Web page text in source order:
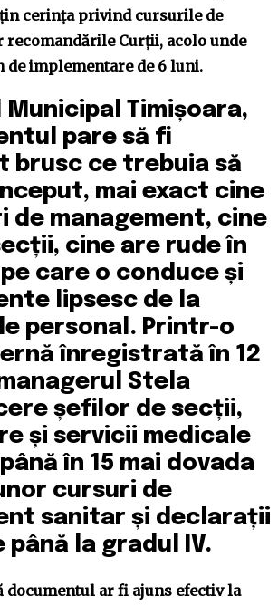
cerința privind cursurile de
recomandările Curții, acolo unde
de implementare de 6 luni.
Municipal Timișoara,
pare să fi
brusc ce trebuia să
mai exact cine
de management, cine
cine are rude în
care o conduce și
lipsesc de la
personal. Printr-o
înregistrată în 12
Stela
șefilor de secții,
și servicii medicale
în 15 mai dovada
cursuri de
sanitar și declarații
până la gradul IV.
documentul ar fi ajuns efectiv la